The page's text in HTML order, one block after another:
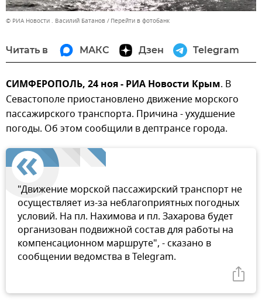
© РИА Новости . Василий Батанов Перейти в фотобанк
Читать в МАКС Дзен Telegram
СИМФЕРОПОЛЬ, 24 ноя - РИА Новости Крым. В
Севастополе приостановлено движение морского
пассажирского транспорта. Причина - ухудшение
погоды. Об этом сообщили в дептрансе города.
"Движение морской пассажирский транспорт не
осуществляет из-за неблагоприятных погодных
условий. На пл. Нахимова и пл. Захарова будет
организован подвижной состав для работы на
компенсационном маршруте", - сказано в
сообщении ведомства в Telegram.